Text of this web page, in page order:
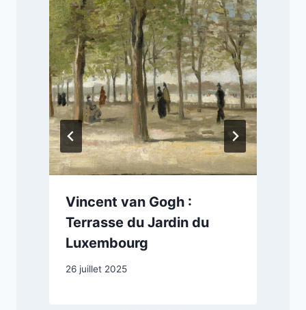
Vincent van Gogh :
Terrasse du Jardin du
Luxembourg
26 juillet 2025